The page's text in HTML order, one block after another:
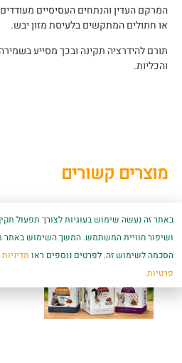
המרקם העדין והנתחים העסיסיים
או חתולים המתקשים בלעיסת מזון יבש.
תורם להידרציה תקינה ובכך מסייע
והכליות.
מוצרים קשורים
באתר זה נעשה שימוש בעוגיות לצורך תפעול
ושיפור חוויית המשתמש. המשך השימוש באתר
הסכמה לשימוש זה. לפרטים נוספים ראו מדיניות
פרטיות.